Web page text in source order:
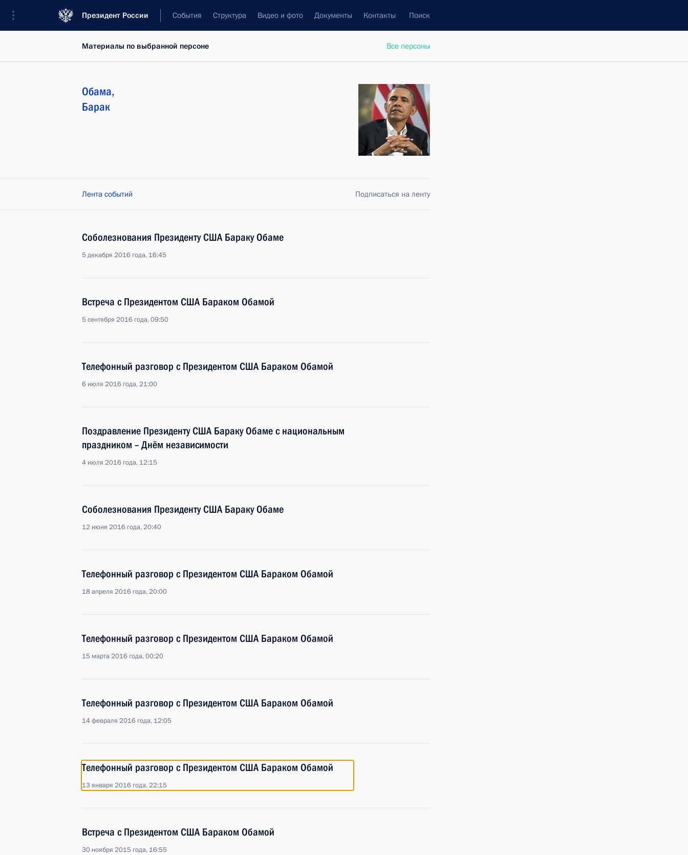
Президент России События Структура Видео и фото Документы Контакты Поиск
Все персоны
Материалы по выбранной персоне
Обама,
Барак
Лента событий Подписаться на ленту
Соболезнования Президенту США Бараку Обаме
5 декабря 2016 года, 16:45
Встреча с Президентом США Бараком Обамой
5 сентября 2016 года, 09:50
Телефонный разговор с Президентом США Бараком Обамой
6 июля 2016 года, 21:00
Поздравление Президенту США Бараку Обаме с национальным
праздником – Днём независимости
4 июля 2016 года, 12:15
Соболезнования Президенту США Бараку Обаме
12 июня 2016 года, 20:40
Телефонный разговор с Президентом США Бараком Обамой
18 апреля 2016 года, 20:00
Телефонный разговор с Президентом США Бараком Обамой
15 марта 2016 года, 00:20
Телефонный разговор с Президентом США Бараком Обамой
14 февраля 2016 года, 12:05
Телефонный разговор с Президентом США Бараком Обамой
13 января 2016 года, 22:15
Встреча с Президентом США Бараком Обамой
30 ноября 2015 года, 16:55